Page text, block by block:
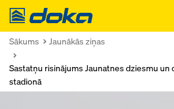
Doka
Sākums Jaunākās ziņas
Sastatņu risinājums Jaunatnes dziesmu un
stadionā